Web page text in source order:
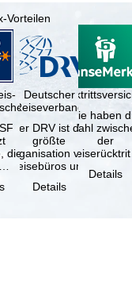
Vorteilen
die
Deutscher
Reiseverband
Der DRV ist die
größte
Organisation von
Reisebüros und
Reiseveranstaltern
in …
Details
Sie haben
Wahl
der
(inklusive
Details